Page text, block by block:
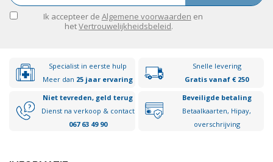
Ik accepteer de Algemene voorwaarden en
hetVertrouwelijkheidsbeleid.
Specialist in eerste hulp
Meer dan 25 jaar ervaring
Snelle levering
Gratis vanaf € 250
Niet tevreden, geld terug
Dienst na verkoop & contact
067 63 49 90
Beveiligde betaling
Betaalkaarten, Hipay,
overschrijving